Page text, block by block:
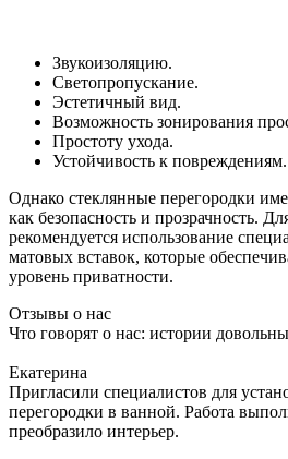
Звукоизоляцию.
Светопропускание.
Эстетичный вид.
Возможность зонирования
Простоту ухода.
Устойчивость к повреждениям.
Однако стеклянные перегородки
как безопасность и прозрачность.
рекомендуется использование
матовых вставок, которые
уровень приватности.
Отзывы о нас
Что говорят о нас: истории
Екатерина
Пригласили специалистов для
перегородки в ванной. Работа
преобразило интерьер.